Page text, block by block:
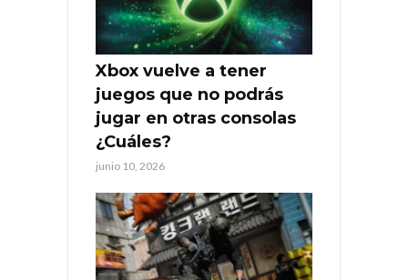
Xbox vuelve a tener
juegos que no podrás
jugar en otras consolas
¿Cuáles?
junio 10, 2026